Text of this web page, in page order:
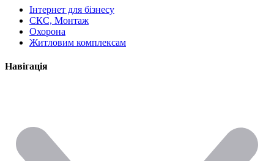
Інтернет для бізнесу
СКС, Монтаж
Охорона
Житловим комплексам
Навігація